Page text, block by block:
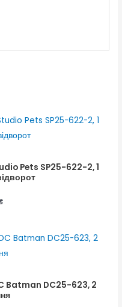
Pets SP25-622-2, 1
Batman DC25-623, 2